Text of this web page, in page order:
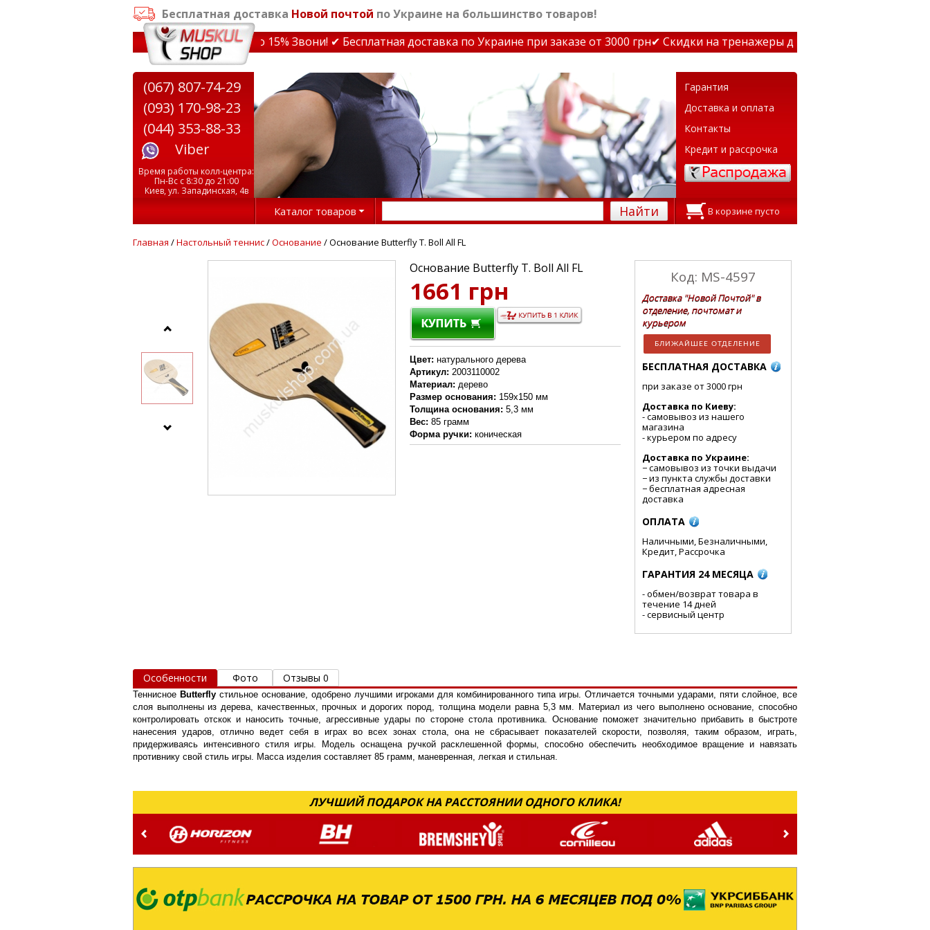
Бесплатная доставка Новой почтой по Украине на большинство товаров!
✔ Скидки на тренажеры до 15% Звони! ✔ Бесплатная доставка по Украине при заказе от 3000 грн✔ Скидки на тренажеры до 15% Звони! ✔
Гарантия
Доставка и оплата
Контакты
Кредит и рассрочка
(067) 807-74-29
(093) 170-98-23
(044) 353-88-33
Viber
Время работы колл-центра:
Пн-Вс с 8:30 до 21:00
Киев, ул. Западинская, 4в
Каталог товаров Найти В корзине пусто
Главная /Настольный теннис/Основание / Основание Butterfly T. Boll All FL
Основание Butterfly T. Boll All FL
1661 грн
Цвет: натурального дерева
Артикул: 2003110002
Материал: дерево
Размер основания: 159х150 мм
Толщина основания: 5,3 мм
Вес: 85 грамм
Форма ручки: коническая
Код: MS-4597
Доставка "Новой Почтой" в
отделение, почтомат и
курьером
БЛИЖАЙШЕЕ ОТДЕЛЕНИЕ
БЕСПЛАТНАЯ ДОСТАВКА
при заказе от 3000 грн
Доставка по Киеву:
- cамовывоз из нашего
магазина
- курьером по адресу
Доставка по Украине:
− самовывоз из точки выдачи
− из пункта службы доставки
− бесплатная адресная
доставка
ОПЛАТА
Наличными, Безналичными,
Кредит, Рассрочка
ГАРАНТИЯ 24 МЕСЯЦА
- обмен/возврат товара в
течение 14 дней
- сервисный центр
Особенности Фото Отзывы 0
Теннисное Butterfly стильное основание, одобрено лучшими игроками для комбинированного типа игры. Отличается точными ударами, пяти слойное, все
слоя выполнены из дерева, качественных, прочных и дорогих пород, толщина модели равна 5,3 мм. Материал из чего выполнено основание, способно
контролировать отскок и наносить точные, агрессивные удары по стороне стола противника. Основание поможет значительно прибавить в быстроте
нанесения ударов, отлично ведет себя в играх во всех зонах стола, она не сбрасывает показателей скорости, позволяя, таким образом, играть,
придерживаясь интенсивного стиля игры. Модель оснащена ручкой расклешенной формы, способно обеспечить необходимое вращение и навязать
противнику свой стиль игры. Масса изделия составляет 85 грамм, маневренная, легкая и стильная.
ЛУЧШИЙ ПОДАРОК НА РАССТОЯНИИ ОДНОГО КЛИКА!